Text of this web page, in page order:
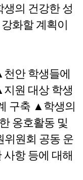
의 건강한 성
화할 계획이
안 학생들에
원 대상 학생
구축 ▲학생의
옹호활동 및
원회 공동 운
항 등에 대해